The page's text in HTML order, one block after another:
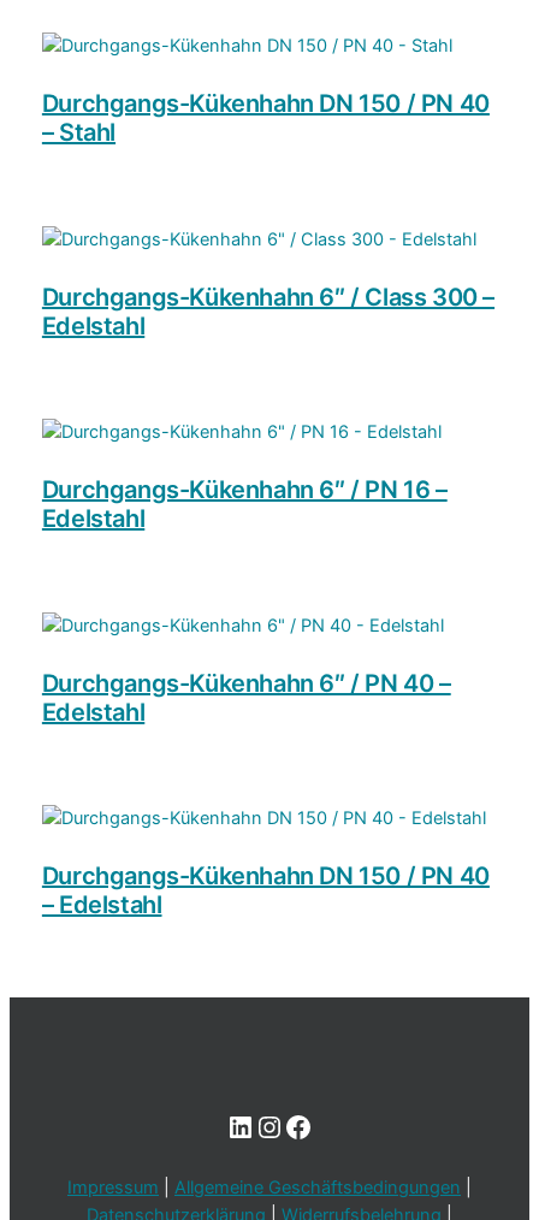
Durchgangs-Kükenhahn DN 150 / PN 40
– Stahl
Durchgangs-Kükenhahn 6″ / Class 300 –
Edelstahl
Durchgangs-Kükenhahn 6″ / PN 16 –
Edelstahl
Durchgangs-Kükenhahn 6″ / PN 40 –
Edelstahl
Durchgangs-Kükenhahn DN 150 / PN 40
– Edelstahl
LinkedIn
Instagram
Facebook
Impressum Allgemeine Geschäftsbedingungen
Datenschutzerklärung
Widerrufsbelehrung